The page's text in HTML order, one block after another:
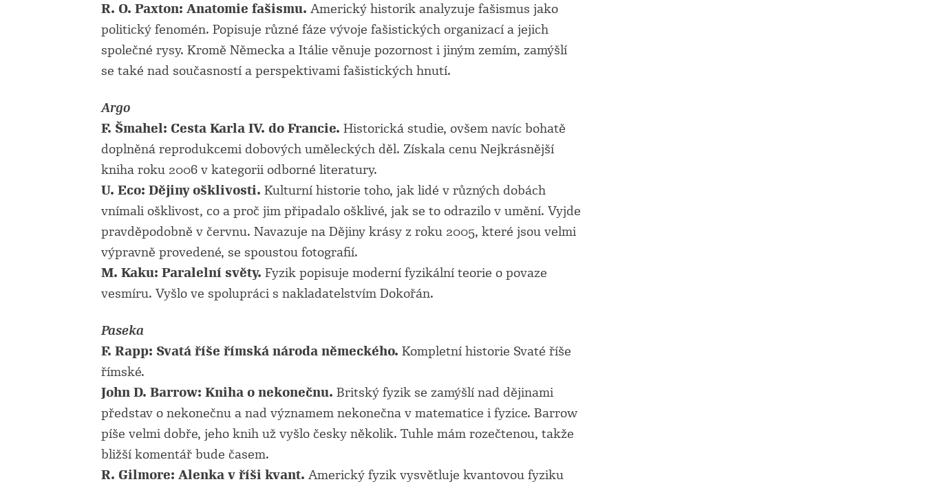
R. O. Paxton: Anatomie fašismu. Americký historik analyzuje fašismus jako
politický fenomén. Popisuje různé fáze vývoje fašistických organizací a jejich
společné rysy. Kromě Německa a Itálie věnuje pozornost i jiným zemím, zamýšlí
se také nad současností a perspektivami fašistických hnutí.
Argo
F. Šmahel: Cesta Karla IV. do Francie. Historická studie, ovšem navíc bohatě
doplněná reprodukcemi dobových uměleckých děl. Získala cenu Nejkrásnější
kniha roku 2006 v kategorii odborné literatury.
U. Eco: Dějiny ošklivosti. Kulturní historie toho, jak lidé v různých dobách
vnímali ošklivost, co a proč jim připadalo ošklivé, jak se to odrazilo v umění. Vyjde
pravděpodobně v červnu. Navazuje na Dějiny krásy z roku 2005, které jsou velmi
výpravně provedené, se spoustou fotografií.
M. Kaku: Paralelní světy. Fyzik popisuje moderní fyzikální teorie o povaze
vesmíru. Vyšlo ve spolupráci s nakladatelstvím Dokořán.
Paseka
F. Rapp: Svatá říše římská národa německého. Kompletní historie Svaté říše
římské.
John D. Barrow: Kniha o nekonečnu. Britský fyzik se zamýšlí nad dějinami
představ o nekonečnu a nad významem nekonečna v matematice i fyzice. Barrow
píše velmi dobře, jeho knih už vyšlo česky několik. Tuhle mám rozečtenou, takže
bližší komentář bude časem.
R. Gilmore: Alenka v říši kvant. Americký fyzik vysvětluje kvantovou fyziku